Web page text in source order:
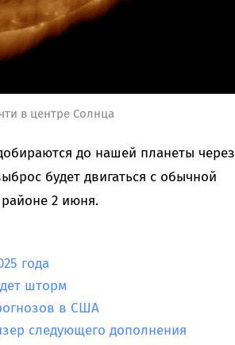
в центре Солнца
до нашей планеты через
будет двигаться с обычной
2 июня.
года
шторм
в США
следующего дополнения